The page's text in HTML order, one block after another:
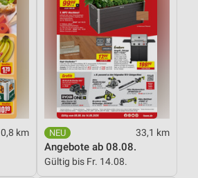
0,8 km 33,1 km
Angebote ab 08.08.
Gültig bis Fr. 14.08.